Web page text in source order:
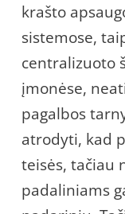
krašto
sistemose,
centralizuoto
įmonėse,
pagalbos
atrodyti, kad
teisės, tačiau
padaliniams